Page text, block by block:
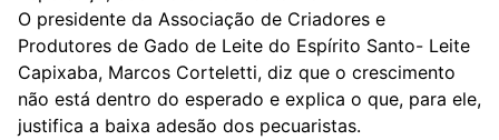
O presidente da Associação de Criadores e
Produtores de Gado de Leite do Espírito Santo- Leite
Capixaba, Marcos Corteletti, diz que o crescimento
não está dentro do esperado e explica o que, para ele,
justifica a baixa adesão dos pecuaristas.